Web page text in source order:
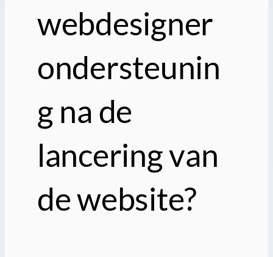
webdesigner
ondersteunin
g na de
lancering van
de website?